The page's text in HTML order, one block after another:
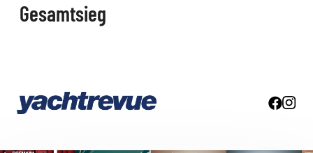
Gesamtsieg